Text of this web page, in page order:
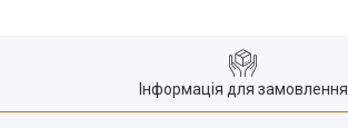
Інформація для замовлення